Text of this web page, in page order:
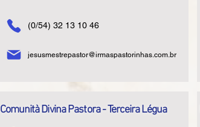
(0/54) 32 13 10 46
jesusmestrepastor@irmaspastorinhas.com.br
Comunità Divina Pastora - Terceira Légua